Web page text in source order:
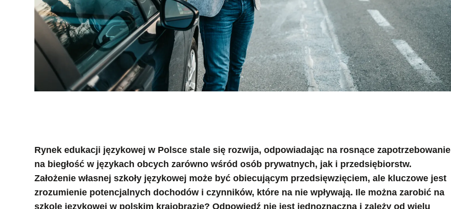
Rynek edukacji językowej w Polsce stale się rozwija, odpowiadając na rosnące zapotrzebowanie
na biegłość w językach obcych zarówno wśród osób prywatnych, jak i przedsiębiorstw.
Założenie własnej szkoły językowej może być obiecującym przedsięwzięciem, ale kluczowe jest
zrozumienie potencjalnych dochodów i czynników, które na nie wpływają. Ile można zarobić na
szkole językowej w polskim krajobrazie? Odpowiedź nie jest jednoznaczna i zależy od wielu